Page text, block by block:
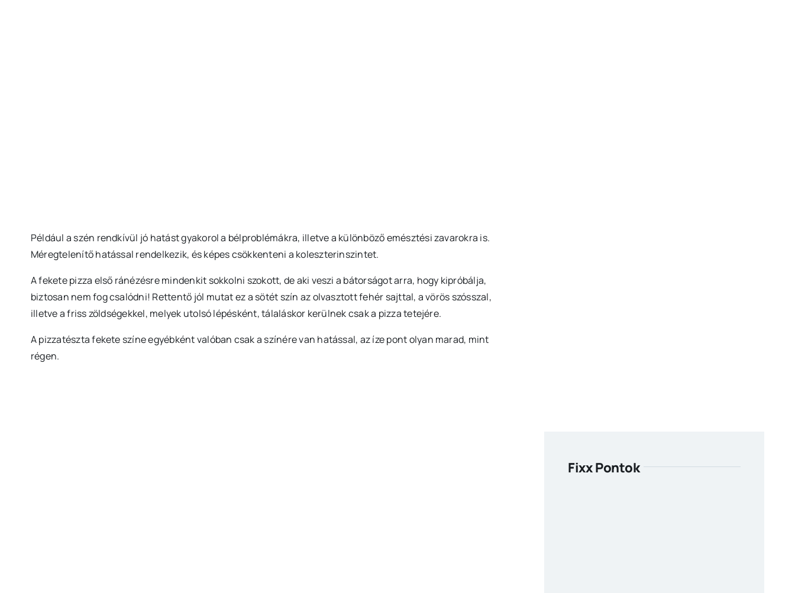
Például a szén rendkívül jó hatást gyakorol a bélproblémákra, illetve a különböző emésztési zavarokra is.
Méregtelenítő hatással rendelkezik, és képes csökkenteni a koleszterinszintet.
A fekete pizza első ránézésre mindenkit sokkolni szokott, de aki veszi a bátorságot arra, hogy kipróbálja,
biztosan nem fog csalódni! Rettentő jól mutat ez a sötét szín az olvasztott fehér sajttal, a vörös szósszal,
illetve a friss zöldségekkel, melyek utolsó lépésként, tálaláskor kerülnek csak a pizza tetejére.
A pizzatészta fekete színe egyébként valóban csak a színére van hatással, az íze pont olyan marad, mint
régen.
Fixx Pontok